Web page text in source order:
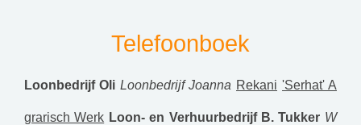
Telefoonboek
Loonbedrijf Oli Loonbedrijf Joanna Rekani 'Serhat' A
grarisch Werk Loon- en Verhuurbedrijf B. Tukker W